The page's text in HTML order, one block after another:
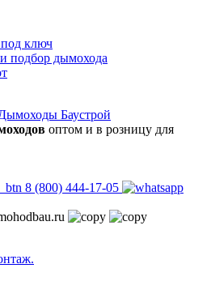
ключ
подбор дымохода
оптом и в розницу для
8 (800) 444-17-05